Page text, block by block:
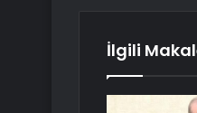
İlgili